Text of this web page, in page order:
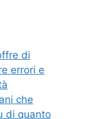
di
errori e
che
di quanto